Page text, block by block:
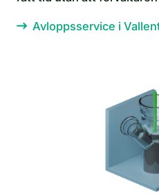
Avloppsservice i